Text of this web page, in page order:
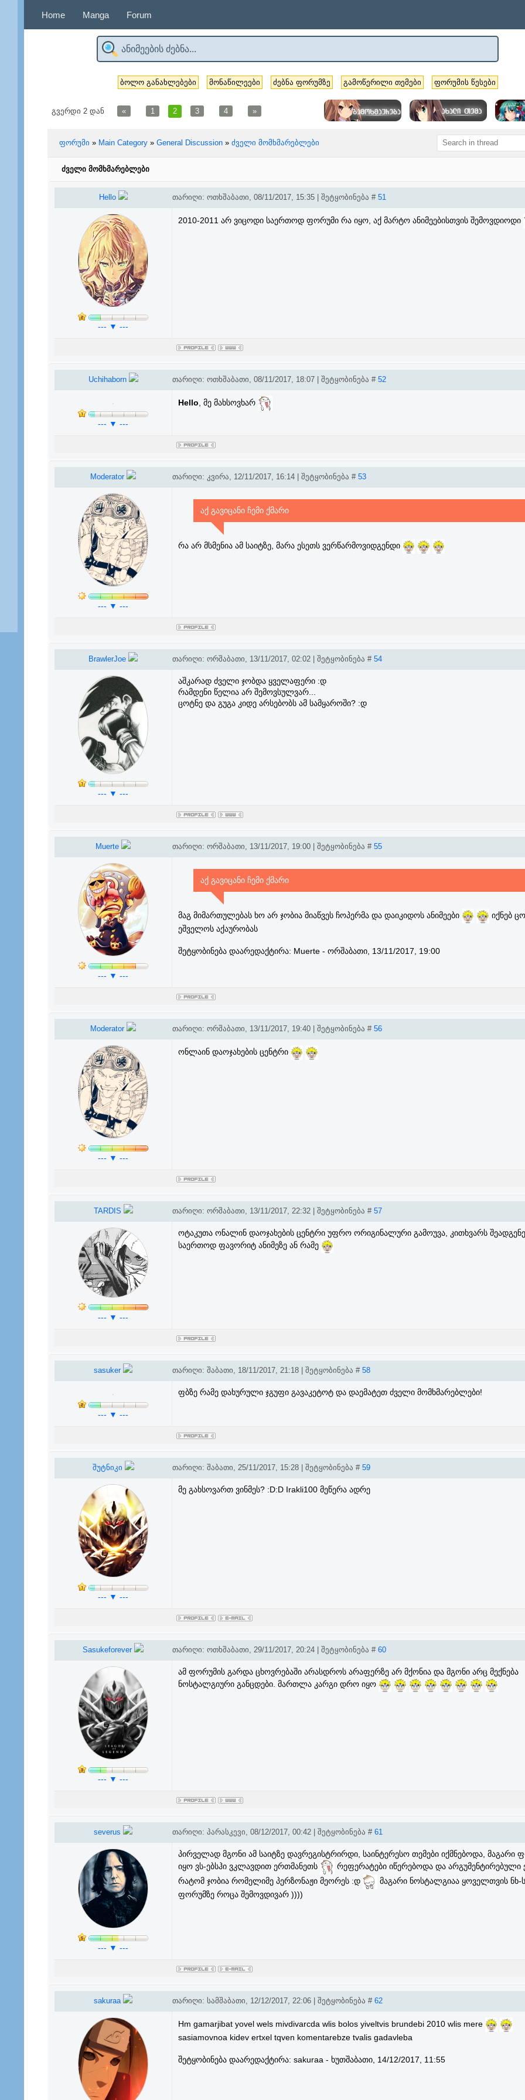
Home Manga Forum
ბოლო განახლებები მონაწილეები ძებნა ფორუმზე გამოწერილი თემები ფორუმის წესები
გვერდი 2დან « 1 2 3 4 »
ფორუმი » Main Category » General Discussion » ძველი მომხმარებლები
ძველი მომხმარებლები
Hello თარიღი: ოთხშაბათი, 08/11/2017, 15:35 | შეტყობინება # 51
--- ▼ ---
2010-2011 არ ვიცოდი საერთოდ ფორუმი რა იყო, აქ მარტო ანიმეებისთვის შემოვდიოდი
Uchihaborn თარიღი: ოთხშაბათი, 08/11/2017, 18:07 | შეტყობინება # 52
--- ▼ ---
Hello, მე მახსოვხარ
Moderator თარიღი: კვირა, 12/11/2017, 16:14 | შეტყობინება # 53
--- ▼ ---
აქ გავიცანი ჩემი ქმარი
რა არ მსმენია ამ საიტზე, მარა ესეთს ვერწარმოვიდგენდი
BrawlerJoe თარიღი: ორშაბათი, 13/11/2017, 02:02 | შეტყობინება # 54
--- ▼ ---
აშკარად ძველი ჯობდა ყველაფერი :დ
რამდენი წელია არ შემოვსულვარ...
ცოტნე და გუგა კიდე არსებობს ამ სამყაროში? :დ
Muerte თარიღი: ორშაბათი, 13/11/2017, 19:00 | შეტყობინება # 55
--- ▼ ---
აქ გავიცანი ჩემი ქმარი
მაგ მიმართულებას ხო არ ჯობია მიაწვეს ჩოპერმა და დაიკიდოს ანიმეები
იქნებ
ეშველოს აქაურობას
შეტყობინება დაარედაქტირა: Muerte- ორშაბათი, 13/11/2017, 19:00
Moderator თარიღი: ორშაბათი, 13/11/2017, 19:40 | შეტყობინება # 56
--- ▼ ---
ონლაინ დაოჯახების ცენტრი
TARDIS თარიღი: ორშაბათი, 13/11/2017, 22:32 | შეტყობინება # 57
--- ▼ ---
ოტაკუთა ონალინ დაოჯახების ცენტრი უფრო ორიგინალური გამოუვა, კითხვარს
საერთოდ ფავორიტ ანიმეზე ან რამე
sasuker თარიღი: შაბათი, 18/11/2017, 21:18 | შეტყობინება # 58
--- ▼ ---
ფბზე რამე დახურული ჯგუფი გავაკეტოტ და დაემატეთ ძველი მომხმარებლები!
შუტნიკი თარიღი: შაბათი, 25/11/2017, 15:28 | შეტყობინება # 59
--- ▼ ---
მე გახსოვართ ვინმეს? :D:D Irakli100 მეწერა ადრე
Sasukeforever თარიღი: ოთხშაბათი, 29/11/2017, 20:24 | შეტყობინება # 60
--- ▼ ---
ამ ფორუმის გარდა ცხოვრებაში არასდროს არაფერზე არ მქონია და მგონი არც მექნება
ნოსტალგიური განცდები. მართლა კარგი დრო იყო
severus თარიღი: პარასკევი, 08/12/2017, 00:42 | შეტყობინება # 61
--- ▼ ---
პირველად მგონი ამ საიტზე დავრეგისტრირდი, საინტერესო თემები იქმნებოდა, მაგარი
იყო ვს-ებსჰი ვკლავდით ერთმანეთს
რეფერატები იწერებოდა და არგუმენტირებული
რატომ ჯობია რომელიმე პერზონაჟი მეორეს :დ
მაგარი ნოსტალგიაა ყოველთვის ნხ-ს
ფორუმზე როცა შემოვდივარ ))))
sakuraa თარიღი: სამშაბათი, 12/12/2017, 22:06 | შეტყობინება # 62
Hm gamarjibat yovel wels mivdivarcda wlis bolos yiveltvis brundebi 2010 wlis mere
sasiamovnoa kidev ertxel tqven komentarebze tvalis gadavleba
შეტყობინება დაარედაქტირა: sakuraa - ხუთშაბათი, 14/12/2017, 11:55